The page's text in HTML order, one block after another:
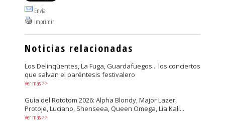
Envía
Imprimir
Noticias relacionadas
Los Delinqüentes, La Fuga, Guardafuegos... los conciertos
que salvan el paréntesis festivalero
Ver más>>
Guía del Rototom 2026: Alpha Blondy, Major Lazer,
Protoje, Luciano, Shenseea, Queen Omega, Lia Kali...
Ver más>>